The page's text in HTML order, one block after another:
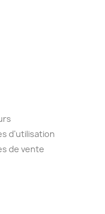
d'utilisation
de vente